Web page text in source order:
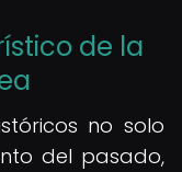
de la
no solo
del pasado,